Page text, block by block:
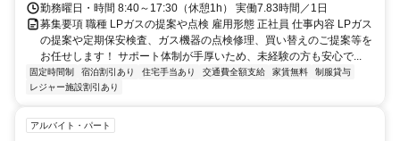
8分
勤務曜日・時間 8:40～17:30（休憩1h） 実働7.83時間／1日
募集要項 職種 LPガスの提案や点検 雇用形態 正社員 仕事内容 LPガス
の提案や定期保安検査、ガス機器の点検修理、買い替えのご提案等を
お任せします！ サポート体制が手厚いため、未経験の方も安心で...
固定時間制 宿泊割引あり 住宅手当あり 交通費全額支給 家賃無料
制服貸与
レジャー施設割引あり
アルバイト・パート